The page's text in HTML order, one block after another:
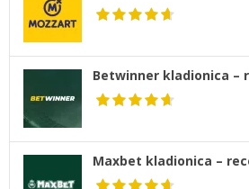
Betwinner kladionica –
Maxbet kladionica –